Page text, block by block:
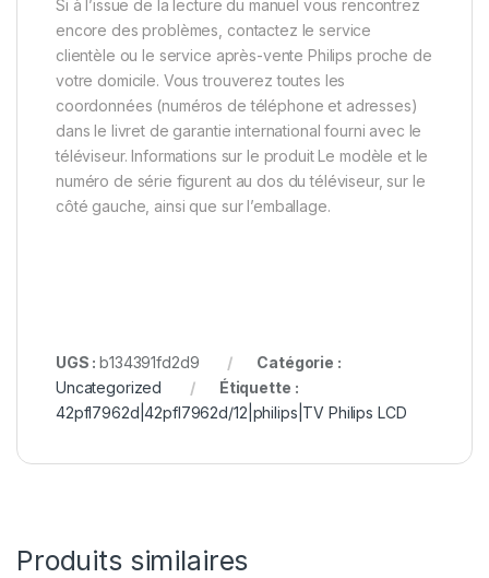
Si à l’issue de la lecture du manuel vous rencontrez
encore des problèmes, contactez le service
clientèle ou le service après-vente Philips proche de
votre domicile. Vous trouverez toutes les
coordonnées (numéros de téléphone et adresses)
dans le livret de garantie international fourni avec le
téléviseur. Informations sur le produit Le modèle et le
numéro de série figurent au dos du téléviseur, sur le
côté gauche, ainsi que sur l’emballage.
UGS :b134391fd2d9
Catégorie :
Uncategorized
Étiquette :
42pfl7962d|42pfl7962d/12|philips|TV Philips LCD
Produits similaires